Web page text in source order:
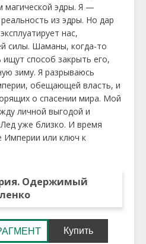
эдры. Я —
из эдры. Но дар
нас,
силы. Шаманы, когда-то
способ закрыть его,
зиму. Я разрываюсь
обещающей власть, и
о спасении мира. Мой
личной выгодой и
уже близко. И время
или ключ к
Одержимый